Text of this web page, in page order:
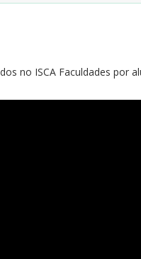
no ISCA Faculdades por